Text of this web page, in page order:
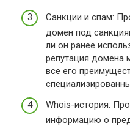
Санкции и спам:
домен под
ли он ранее
репутация домена
все его
Whois-история:
информацию о